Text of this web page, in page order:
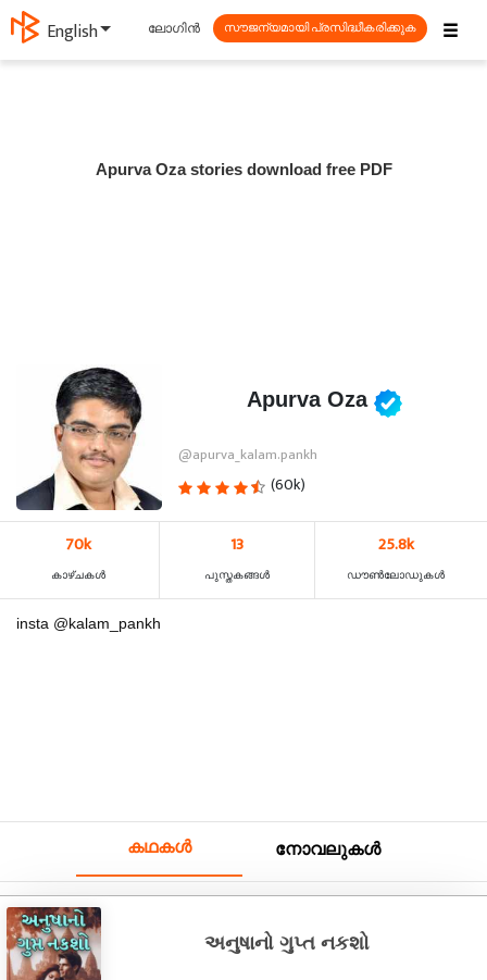
English ☰
ലോഗിൻ സൗജന്യമായി പ്രസിദ്ധീകരിക്കുക
Apurva Oza stories download free PDF
Apurva Oza
@apurva_kalam.pankh
(60k)
70k
കാഴ്‌ചകൾ
13
പുസ്തകങ്ങൾ
25.8k
ഡൗൺലോഡുകൾ
insta @kalam_pankh
കഥകൾ നോവലുകൾ
અનુષાનો ગુપ્ત નકશો